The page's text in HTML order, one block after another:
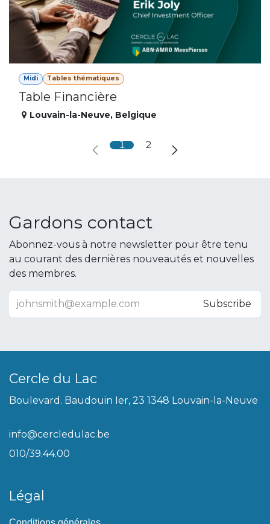
Midi Tables thématiques
Table Financière
Louvain-la-Neuve, Belgique
1 2
Gardons contact
Abonnez-vous à notre newsletter pour être tenu
au courant des dernières nouveautés et nouvelles
des membres.
Subscribe
Cercle du Lac
Boulevard. Baudouin Ier, 23 1348 Louvain-la-Neuve
info@cercledulac.be
010/39.44.00
Légal